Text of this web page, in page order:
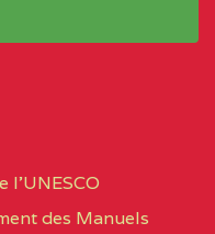
STE FOI BP
l’UNESCO
des Manuels